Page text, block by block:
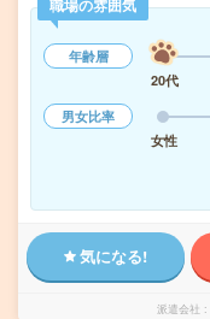
職場の雰囲気
年齢層
20代
男女比率
女性
気になる!
派遣会社